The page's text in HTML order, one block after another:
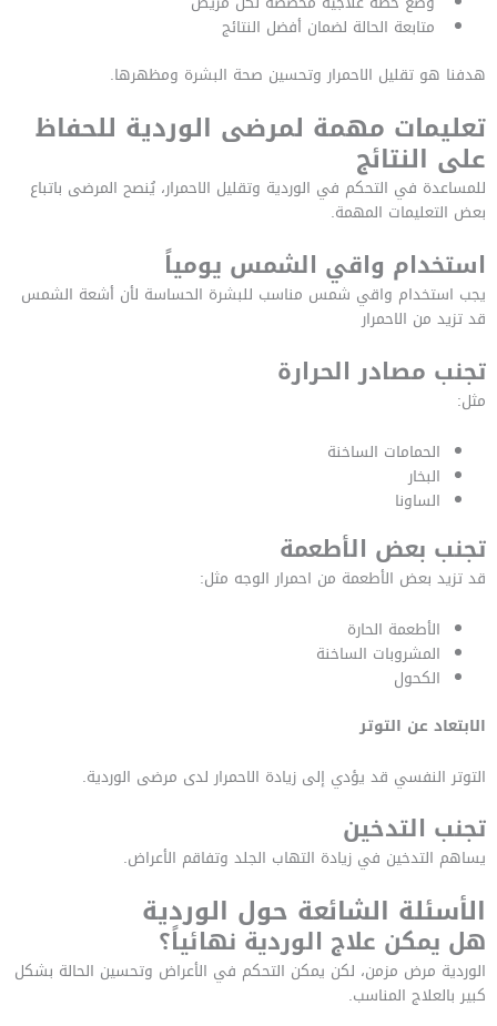
متابعة الحالة لضمان أفضل النتائج
هدفنا هو تقليل الاحمرار وتحسين صحة البشرة ومظهرها.
تعليمات مهمة لمرضى الوردية للحفاظ
على النتائج
للمساعدة في التحكم في الوردية وتقليل الاحمرار، يُنصح المرضى باتباع
بعض التعليمات المهمة.
استخدام واقي الشمس يومياً
يجب استخدام واقي شمس مناسب للبشرة الحساسة لأن أشعة الشمس
قد تزيد من الاحمرار
تجنب مصادر الحرارة
مثل:
الحمامات الساخنة
البخار
الساونا
تجنب بعض الأطعمة
قد تزيد بعض الأطعمة من احمرار الوجه مثل:
الأطعمة الحارة
المشروبات الساخنة
الكحول
الابتعاد عن التوتر
التوتر النفسي قد يؤدي إلى زيادة الاحمرار لدى مرضى الوردية.
تجنب التدخين
يساهم التدخين في زيادة التهاب الجلد وتفاقم الأعراض.
الأسئلة الشائعة حول الوردية
هل يمكن علاج الوردية نهائياً؟
الوردية مرض مزمن، لكن يمكن التحكم في الأعراض وتحسين الحالة بشكل
كبير بالعلاج المناسب.